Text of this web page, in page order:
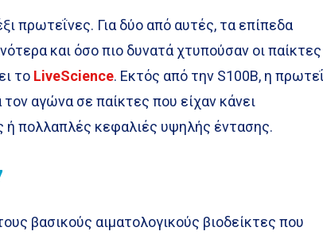
πρωτεΐνες. Για δύο από αυτές, τα επίπεδα
και όσο πιο δυνατά χτυπούσαν οι παίκτες
το LiveScience. Εκτός από την S100B, η
αγώνα σε παίκτες που είχαν κάνει
ή πολλαπλές κεφαλιές υψηλής έντασης.
βασικούς αιματολογικούς βιοδείκτες που